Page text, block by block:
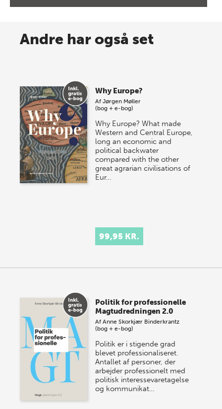
Spar op til 70% til sommer-
store sommer-lagersalg, så sæt kryds i kalenderen
onsdag den 10. j…
Andre har også set
Why Europe?
AfJørgen Møller
(bog + e-bog)
Why Europe? What made
Western and Central Europe,
long an economic and
political backwater
compared with the other
great agrarian civilisations of
Eur…
99,95 KR.
Politik for professionelle
Magtudredningen 2.0
AfAnne Skorkjær Binderkrantz
(bog + e-bog)
Politik er i stigende grad
blevet professionaliseret.
Antallet af personer, der
arbejder professionelt med
politisk interessevaretagelse
og kommunikat…